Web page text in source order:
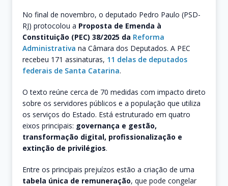
No final de novembro, o deputado Pedro Paulo (PSD-
RJ) protocolou a Proposta de Emenda à
Constituição (PEC) 38/2025 da Reforma
Administrativa na Câmara dos Deputados. A PEC
recebeu 171 assinaturas, 11 delas de deputados
federais de Santa Catarina.
O texto reúne cerca de 70 medidas com impacto direto
sobre os servidores públicos e a população que utiliza
os serviços do Estado. Está estruturado em quatro
eixos principais: governança e gestão,
transformação digital, profissionalização e
extinção de privilégios.
Entre os principais prejuízos estão a criação de uma
tabela única de remuneração, que pode congelar